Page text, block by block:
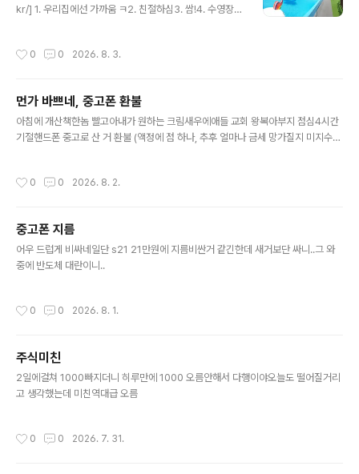
kr/] 1. 우리집에선 가까움 ㅋ2. 친절하심3. 쌈!4. 수영장
영장이 있는데 1.5m 까지 되는 풀이다노란색 튜브 있는 쪽
0 0 2026. 8. 3.
먼가 바쁘네, 중고폰 환불
아침에 개산책한놈 빨고아내가 원하는 크림새우에애들 교회 왕복아부지 점심4시간
기절핸드폰 중고로 산 거 환불 (액정에 점 하나, 추후 얼마나 금세 망가질지 미지수
0 0 2026. 8. 2.
중고폰 지름
어우 드럽게 비싸네일단 s21 21만원에 지름비싼거 같긴한데 새거보단 싸니..그 와
중에 반도체 대란이니..
0 0 2026. 8. 1.
주식미친
2일에걸쳐 1000빠지더니 히루만에 1000 오름안해서 다행이야오늘도 떨어질거리
고 생각했는데 미친역대급 오름
0 0 2026. 7. 31.